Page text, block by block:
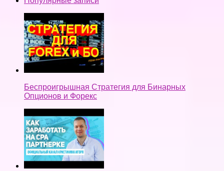
Беспроигрышная Стратегия для Бинарных
Опционов и Форекс